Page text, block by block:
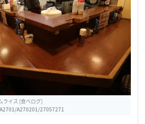
ライス [食べログ]
A270201/27057271